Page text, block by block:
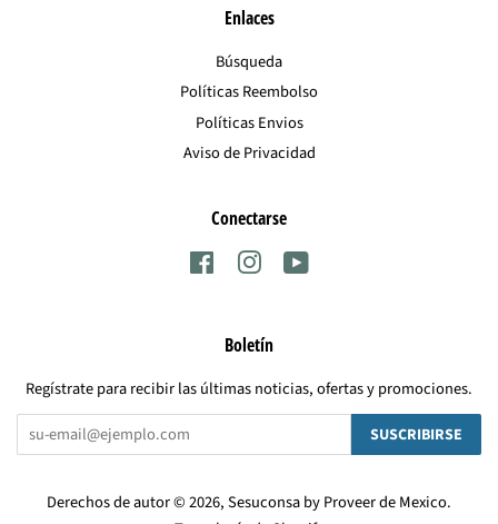
Enlaces
Búsqueda
Políticas Reembolso
Políticas Envios
Aviso de Privacidad
Conectarse
FacebookInstagram
Boletín
Regístrate para recibir las últimas noticias, ofertas y promociones.
SUSCRIBIRSE
Derechos de autor © 2026,Sesuconsa by Proveer de Mexico.